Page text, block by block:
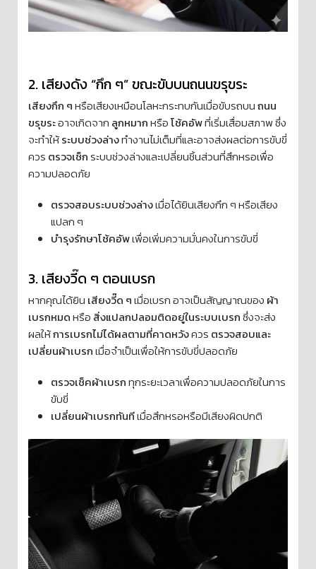
2️. เสียงดัง “กึก ๆ” ขณะขับบนถนนขรุขระ
เสียงกึก ๆหรือเสียงเหมือนโลหะกระทบกันเมื่อขับรถบนถนน
ขรุขระอาจเกิดจาก ลูกหมากหรือโช้คอัพที่เริ่มเสื่อมสภาพ ซึ่ง
จะทำให้ระบบช่วงล่างทำงานไม่เต็มที่และอาจส่งผลต่อการขับขี่
ควร ตรวจเช็กระบบช่วงล่างและเปลี่ยนชิ้นส่วนที่สึกหรอเพื่อ
ความปลอดภัย
ตรวจสอบระบบช่วงล่างเมื่อได้ยินเสียงกึก ๆ หรือเสียง
แปลก ๆ
บำรุงรักษาโช้คอัพเพื่อเพิ่มความมั่นคงในการขับขี่
3️. เสียงวี๊ด ๆ ตอนเบรก
หากคุณได้ยิน เสียงวี๊ด ๆเมื่อเบรก อาจเป็นสัญญาณของ ผ้า
เบรกหมดหรือ สิ่งแปลกปลอมติดอยู่ในระบบเบรกซึ่งจะส่ง
ผลให้การเบรกไม่ได้ผลตามที่คาดหวังควร ตรวจสอบและ
เปลี่ยนผ้าเบรกเมื่อจำเป็นเพื่อให้การขับขี่ปลอดภัย
ตรวจเช็คผ้าเบรกทุกระยะเวลาเพื่อความปลอดภัยในการ
ขับขี่
เปลี่ยนผ้าเบรกทันทีเมื่อสึกหรอหรือมีเสียงผิดปกติ